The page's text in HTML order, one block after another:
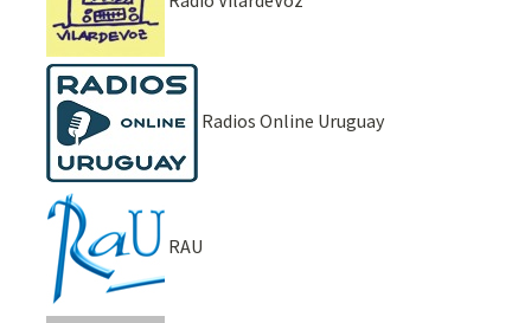
Radios Online Uruguay
RAU